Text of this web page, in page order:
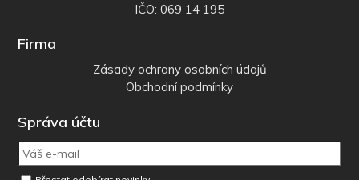
IČO: 069 14 195
Firma
Zásady ochrany osobních údajů
Obchodní podmínky
Správa účtu